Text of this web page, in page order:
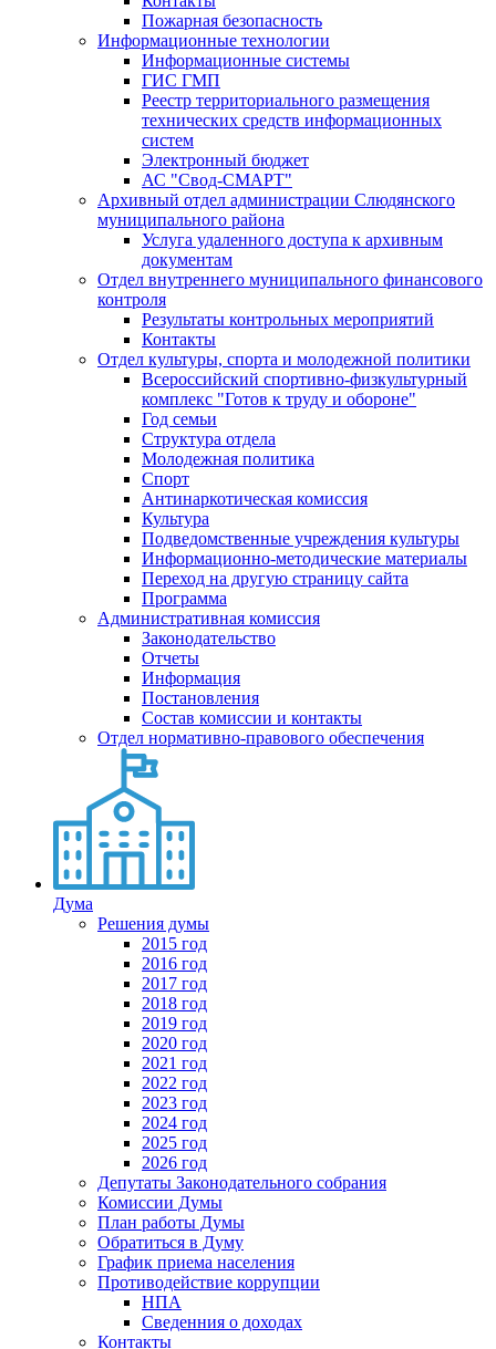
Пожарная безопасность
Информационные технологии
Информационные системы
ГИС ГМП
Реестр территориального размещения
технических средств информационных
систем
Электронный бюджет
АС "Свод-СМАРТ"
Архивный отдел администрации Слюдянского
муниципального района
Услуга удаленного доступа к архивным
документам
Отдел внутреннего муниципального финансового
контроля
Результаты контрольных мероприятий
Контакты
Отдел культуры, спорта и молодежной политики
Всероссийский спортивно-физкультурный
комплекс "Готов к труду и обороне"
Год семьи
Структура отдела
Молодежная политика
Спорт
Антинаркотическая комиссия
Культура
Подведомственные учреждения культуры
Информационно-методические материалы
Переход на другую страницу сайта
Программа
Административная комиссия
Законодательство
Отчеты
Информация
Постановления
Состав комиссии и контакты
Отдел нормативно-правового обеспечения
Дума
Решения думы
2015 год
2016 год
2017 год
2018 год
2019 год
2020 год
2021 год
2022 год
2023 год
2024 год
2025 год
2026 год
Депутаты Законодательного собрания
Комиссии Думы
План работы Думы
Обратиться в Думу
График приема населения
Противодействие коррупции
НПА
Сведенния о доходах
Контакты